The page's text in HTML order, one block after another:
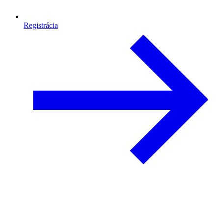
Registrácia